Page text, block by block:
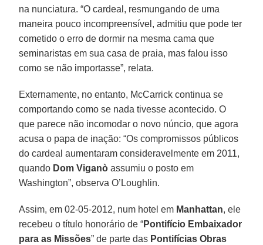
na nunciatura. “O cardeal, resmungando de uma
maneira pouco incompreensível, admitiu que pode ter
cometido o erro de dormir na mesma cama que
seminaristas em sua casa de praia, mas falou isso
como se não importasse”, relata.
Externamente, no entanto, McCarrick continua se
comportando como se nada tivesse acontecido. O
que parece não incomodar o novo núncio, que agora
acusa o papa de inação: “Os compromissos públicos
do cardeal aumentaram consideravelmente em 2011,
quando Dom Viganò assumiu o posto em
Washington”, observa O’Loughlin.
Assim, em 02-05-2012, num hotel em Manhattan, ele
recebeu o título honorário de “Pontifício Embaixador
para as Missões” de parte das Pontifícias Obras